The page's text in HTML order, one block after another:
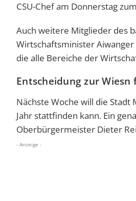
CSU-Chef am Donnerstag
Auch weitere Mitglieder des
Wirtschaftsminister Aiwanger
die alle Bereiche der
Entscheidung zur Wiesn
Nächste Woche will die
Jahr stattfinden kann. Ein
Oberbürgermeister Dieter
- Anzeige -